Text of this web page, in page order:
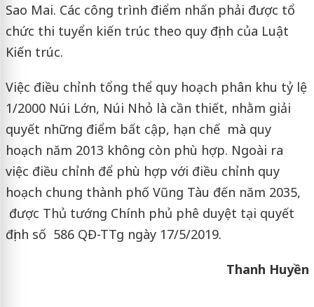
Sao Mai. Các công trình điểm nhấn phải được tổ
chức thi tuyển kiến trúc theo quy định của Luật
Kiến trúc.
Việc điều chỉnh tổng thể quy hoạch phân khu tỷ lệ
1/2000 Núi Lớn, Núi Nhỏ là cần thiết, nhằm giải
quyết những điểm bất cập, hạn chế mà quy
hoạch năm 2013 không còn phù hợp. Ngoài ra
việc điều chỉnh để phù hợp với điều chỉnh quy
hoạch chung thành phố Vũng Tàu đến năm 2035,
được Thủ tướng Chính phủ phê duyệt tại quyết
định số 586 QĐ-TTg ngày 17/5/2019.
Thanh Huyền